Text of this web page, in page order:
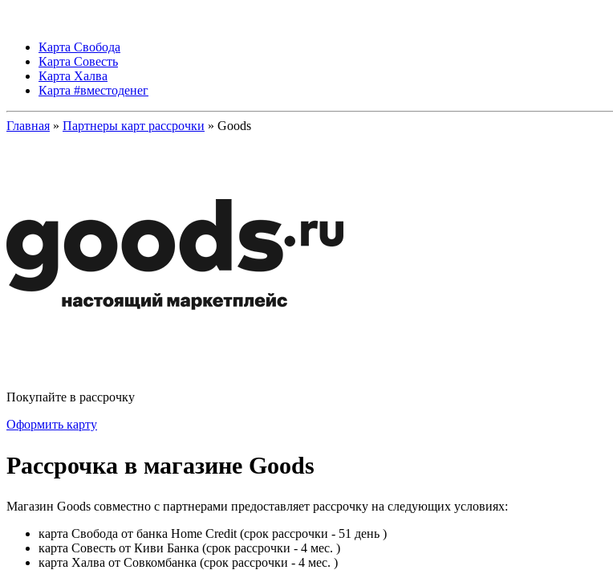
Карта Свобода
Карта Совесть
Карта Халва
Карта #вместоденег
Главная » Партнеры карт рассрочки » Goods
Покупайте в рассрочку
Оформить карту
Рассрочка в магазине Goods
Магазин Goods совместно с партнерами предоставляет рассрочку на следующих условиях:
карта Свобода от банка Home Credit (срок рассрочки - 51 день )
карта Совесть от Киви Банка (срок рассрочки - 4 мес. )
карта Халва от Совкомбанка (срок рассрочки - 4 мес. )